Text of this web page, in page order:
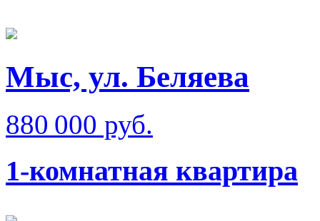
Мыс, ул. Беляева
880 000 руб.
1-комнатная квартира